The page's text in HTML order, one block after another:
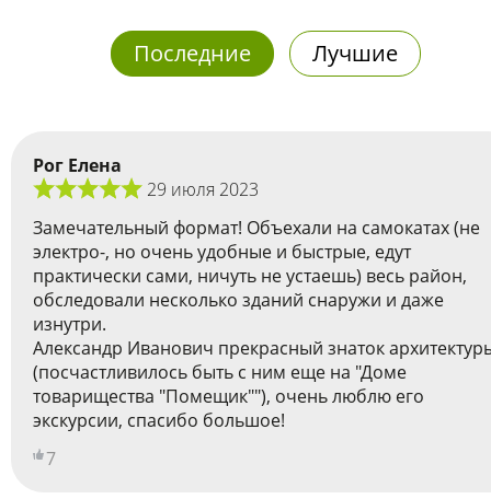
Последние Лучшие
Рог Елена
29 июля 2023
Замечательный формат! Объехали на самокатах (не
электро-, но очень удобные и быстрые, едут
практически сами, ничуть не устаешь) весь район,
обследовали несколько зданий снаружи и даже
изнутри.
Александр Иванович прекрасный знаток
(посчастливилось быть с ним еще на "Доме
товарищества "Помещик""), очень люблю его
экскурсии, спасибо большое!
7